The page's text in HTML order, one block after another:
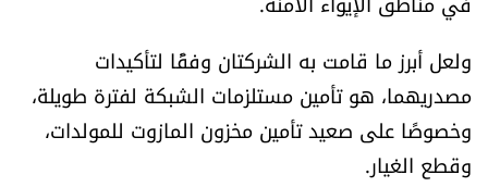
ولعل أبرز ما قامت به الشركتان وفقًا لتأكيدات
مصدريهما، هو تأمين مستلزمات الشبكة لفترة طويلة،
وخصوصًا على صعيد تأمين مخزون المازوت للمولدات،
وقطع الغيار.